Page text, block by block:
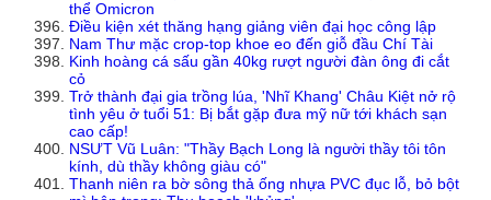
thể Omicron
Điều kiện xét thăng hạng giảng viên đại học công lập
Nam Thư mặc crop-top khoe eo đến giỗ đầu Chí Tài
Kinh hoàng cá sấu gần 40kg rượt người đàn ông đi cắt
cỏ
Trở thành đại gia trồng lúa, 'Nhĩ Khang' Châu Kiệt nở rộ
tình yêu ở tuổi 51: Bị bắt gặp đưa mỹ nữ tới khách sạn
cao cấp!
NSƯT Vũ Luân: "Thầy Bạch Long là người thầy tôi tôn
kính, dù thầy không giàu có"
Thanh niên ra bờ sông thả ống nhựa PVC đục lỗ, bỏ bột